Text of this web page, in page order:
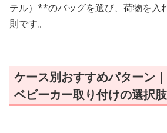
テル）**のバッグを選び、荷物を入
則です。
ケース別おすすめパターン
ベビーカー取り付けの選択肢